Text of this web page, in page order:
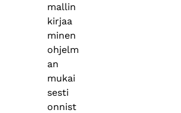
mallin
kirjaa
minen
ohjelm
an
mukai
sesti
onnist